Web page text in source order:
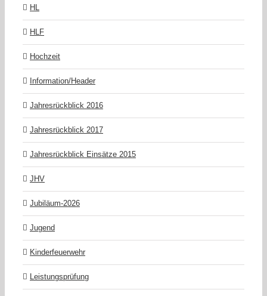
HL
HLF
Hochzeit
Information/Header
Jahresrückblick 2016
Jahresrückblick 2017
Jahresrückblick Einsätze 2015
JHV
Jubiläum-2026
Jugend
Kinderfeuerwehr
Leistungsprüfung